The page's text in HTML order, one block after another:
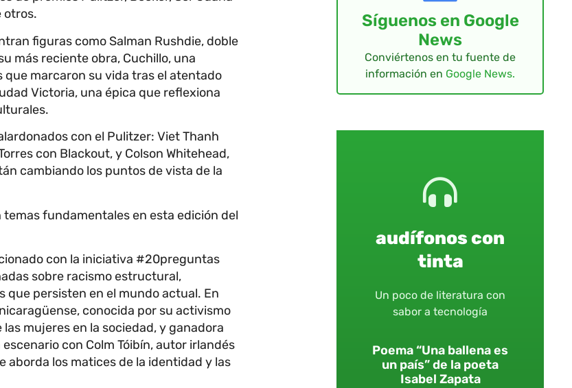
otros.
figuras como Salman Rushdie, doble
más reciente obra, Cuchillo, una
marcaron su vida tras el atentado
Victoria, una épica que reflexiona
con el Pulitzer: Viet Thanh
con Blackout, y Colson Whitehead,
cambiando los puntos de vista de la
fundamentales en esta edición del
con la iniciativa #20preguntas
sobre racismo estructural,
que persisten en el mundo actual. En
conocida por su activismo
mujeres en la sociedad, y ganadora
con Colm Tóibín, autor irlandés
aborda los matices de la identidad y las
Síguenos en Google
News
Conviértenos en tu fuente de
información en Google News.
audífonos con
tinta
Un poco de literatura con
sabor a tecnología
Poema “Una ballena es
un país” de la poeta
Isabel Zapata